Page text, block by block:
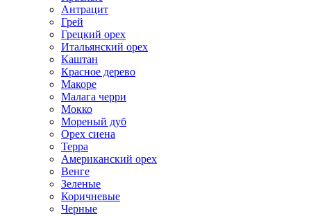
Антрацит
Грей
Грецкий орех
Итальянский орех
Каштан
Красное дерево
Макоре
Малага черри
Мокко
Мореный дуб
Орех сиена
Терра
Американский орех
Венге
Зеленые
Коричневые
Черные